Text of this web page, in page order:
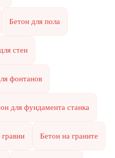
Бетон для пола
стен
фонтанов
для фундамента станка
Бетон на граните